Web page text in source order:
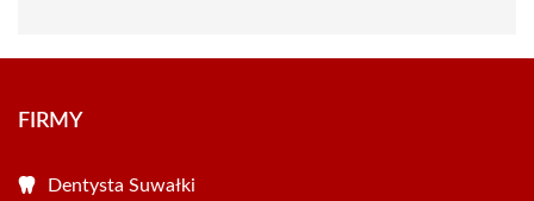
FIRMY
Dentysta Suwałki